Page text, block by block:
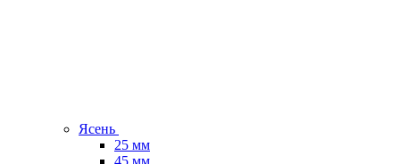
Ясень
25 мм
45 мм